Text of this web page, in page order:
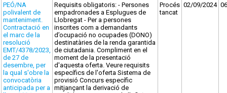
PEÓ/NA
polivalent de
manteniment.
Contractació en
el marc de la
resolució
EMT/4378/2023,
de 27 de
desembre, per
la qual s'obre la
convocatòria
anticipada per a
Requisits obligatoris: - Persones
empadronades a Esplugues de
Llobregat - Per a persones
inscrites com a demandants
d’ocupació no ocupades (DONO)
destinatàries de la renda garantida
de ciutadania. Compliment en el
moment de la presentació
d'aquesta oferta. Veure requisits
específics de l'oferta Sistema de
provisió Concurs específic
mitjançant la derivació de
Procés
tancat
02/09/2024